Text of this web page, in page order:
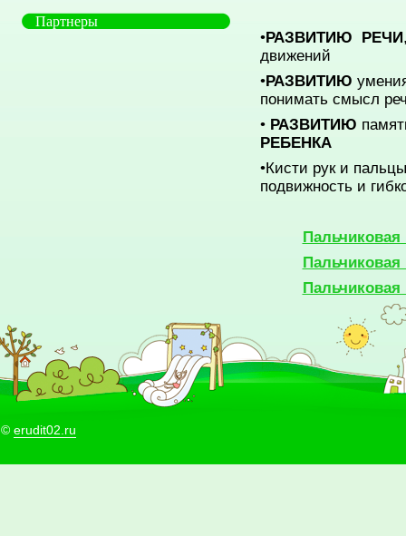
Партнеры
•РАЗВИТИЮ РЕЧИ
движений
•РАЗВИТИЮ
понимать смысл
• РАЗВИТИЮ
РЕБЕНКА
•Кисти рук и
подвижность и
© erudit02.ru